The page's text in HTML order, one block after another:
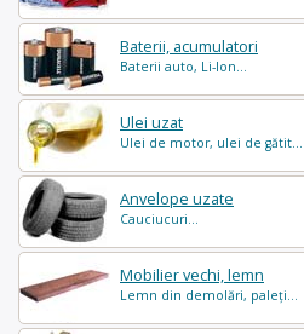
Baterii, acumulatori
Baterii auto, Li-Ion...
Ulei uzat
Ulei de motor, ulei de gătit...
Anvelope uzate
Cauciucuri...
Mobilier vechi, lemn
Lemn din demolări, paleți...